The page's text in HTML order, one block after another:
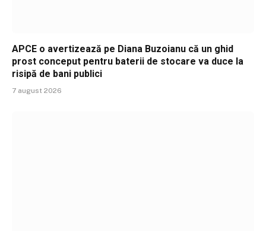
APCE o avertizează pe Diana Buzoianu că un ghid
prost conceput pentru baterii de stocare va duce la
risipă de bani publici
7 august 2026